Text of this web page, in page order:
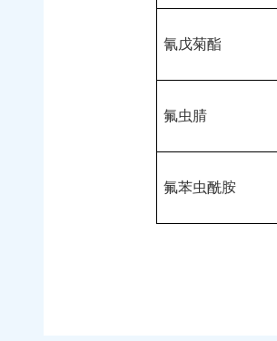
氰戊菊酯
氟虫腈
氟苯虫酰胺